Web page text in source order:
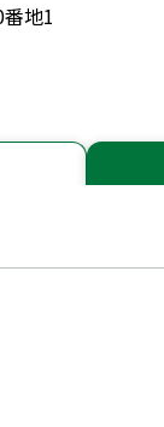
地1